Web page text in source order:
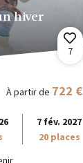
hiver
7
À partir de 722 €
7 fév. 2027
20 places